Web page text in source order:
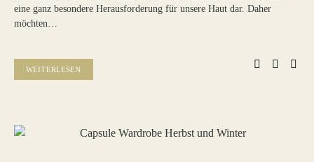
eine ganz besondere Herausforderung für unsere Haut dar. Daher
möchten…
WEITERLESEN